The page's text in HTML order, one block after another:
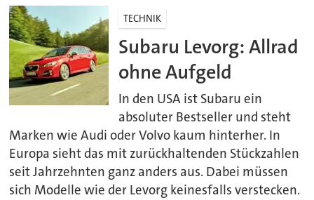
TECHNIK
Subaru Levorg: Allrad
ohne Aufgeld
In den USA ist Subaru ein
absoluter Bestseller und steht
Marken wie Audi oder Volvo kaum hinterher. In
Europa sieht das mit zurückhaltenden Stückzahlen
seit Jahrzehnten ganz anders aus. Dabei müssen
sich Modelle wie der Levorg keinesfalls verstecken.